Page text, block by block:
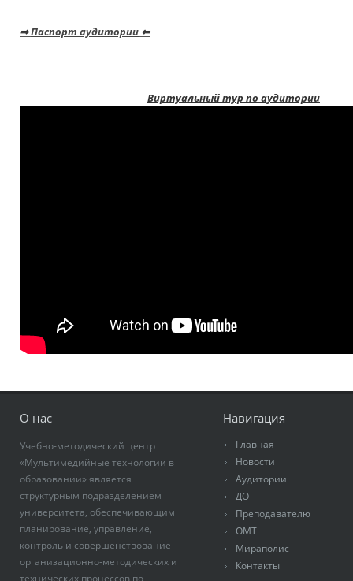
⇒Паспорт аудитории ⇐
Виртуальный тур по аудитории
О нас
Учебно-методический центр
«Мультимедийные технологии в
образовании» является
структурным подразделением
университета, обеспечивающим
планирование, управление,
контроль и совершенствование
организационно-методических и
технических процессов по
Навигация
Главная
Новости
Аудитории
ДО
Преподавателю
ОМТ
Мираполис
Контакты